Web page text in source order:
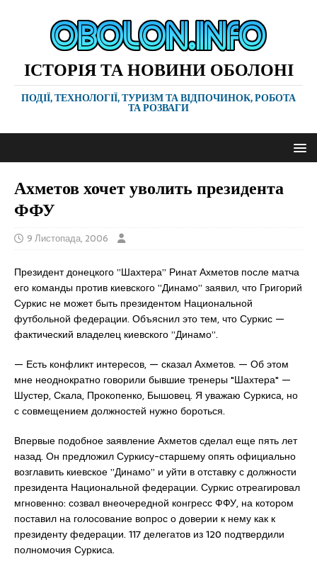
ІСТОРІЯ ТА НОВИНИ ОБОЛОНІ
ПОДІЇ, ТЕХНОЛОГІЇ, ТУРИЗМ ТА ВІДПОЧИНОК, РОБОТА
ТА РОЗВАГИ
Ахметов хочет уволить президента
ФФУ
9 Листопада, 2006
Президент донецкого ”Шахтера” Ринат Ахметов после матча
его команды против киевского ”Динамо” заявил, что Григорий
Суркис не может быть президентом Национальной
футбольной федерации. Объяснил это тем, что Суркис —
фактический владелец киевского ”Динамо”.
— Есть конфликт интересов, — сказал Ахметов. — Об этом
мне неоднократно говорили бывшие тренеры "Шахтера" —
Шустер, Скала, Прокопенко, Бышовец. Я уважаю Суркиса, но
с совмещением должностей нужно бороться.
Впервые подобное заявление Ахметов сделал еще пять лет
назад. Он предложил Суркису-старшему опять официально
возглавить киевское ”Динамо” и уйти в отставку с должности
президента Национальной федерации. Суркис отреагировал
мгновенно: созвал внеочередной конгресс ФФУ, на котором
поставил на голосование вопрос о доверии к нему как к
президенту федерации. 117 делегатов из 120 подтвердили
полномочия Суркиса.